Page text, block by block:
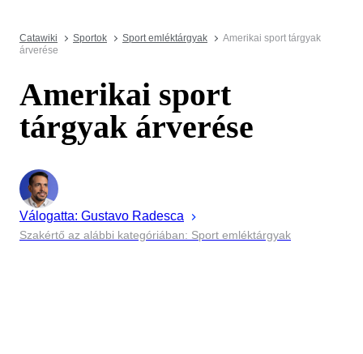
Catawiki Sportok Sport emléktárgyak
Amerikai sport tárgyak
árverése
Amerikai sport
tárgyak árverése
Válogatta: Gustavo Radesca
Szakértő az alábbi kategóriában: Sport emléktárgyak